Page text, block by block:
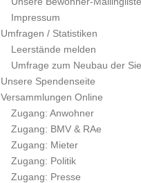
Impressum
Umfragen / Statistiken
Leerstände melden
Umfrage zum Neubau der
Unsere Spendenseite
Versammlungen Online
Zugang: Anwohner
Zugang: BMV & RAe
Zugang: Mieter
Zugang: Politik
Zugang: Presse